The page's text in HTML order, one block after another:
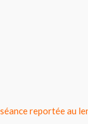
reportée au